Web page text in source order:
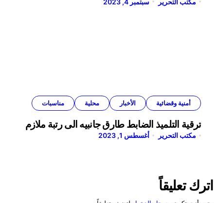
أمنية وقضائية الأخبار محلية مناسبات
ترقية التلميذ الضابط طارق جانبيه الى رتبة ملازم
مكتب التحرير أغسطس 1, 2023
اترك تعليقاً